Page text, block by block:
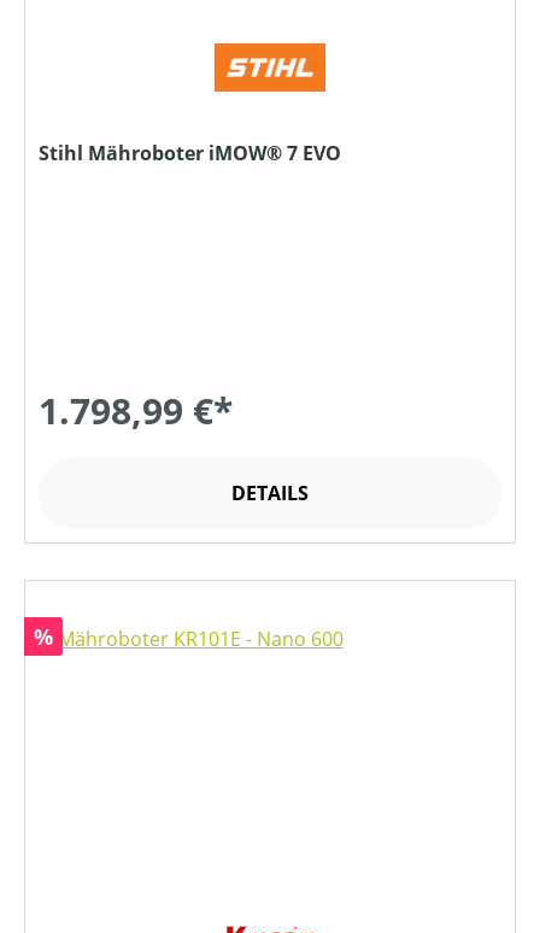
Stihl Mähroboter iMOW® 7 EVO
1.798,99 €*
DETAILS
Rabatt
%